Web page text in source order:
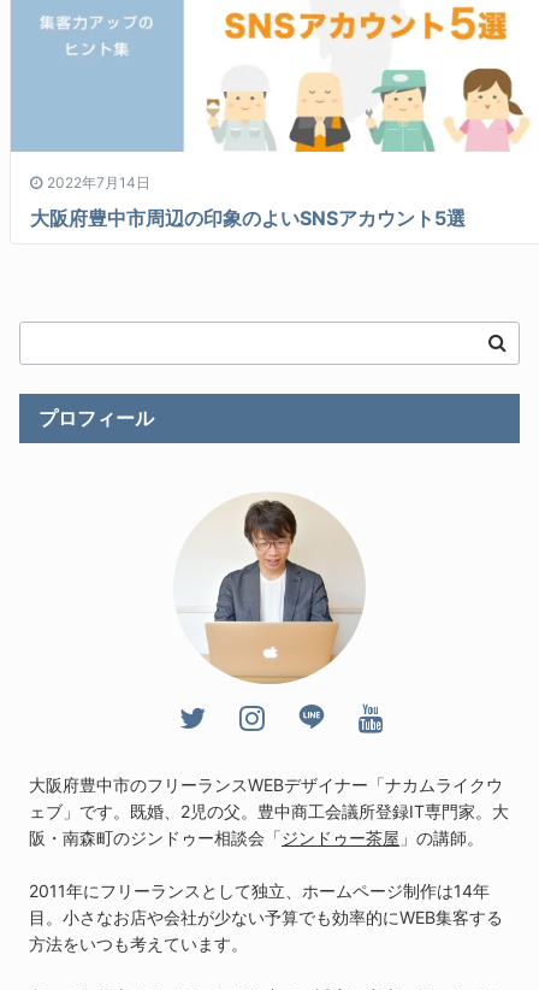
2022年7月14日
大阪府豊中市周辺の印象のよいSNSアカウント5選
プロフィール
大阪府豊中市のフリーランスWEBデザイナー「ナカムライクウ
ェブ」です。既婚、2児の父。豊中商工会議所登録IT専門家。大
阪・南森町のジンドゥー相談会「ジンドゥー茶屋 」の講師。
2011年にフリーランスとして独立、ホームページ制作は14年
目。小さなお店や会社が少ない予算でも効率的にWEB集客する
方法をいつも考えています。